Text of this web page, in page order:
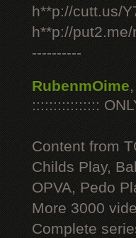
h**p://cutt.us/
h**p://
----------
RubenmOime,
::::::::::::::::
Content from
Childs Play,
OPVA, Pedo
More 3000
Complete